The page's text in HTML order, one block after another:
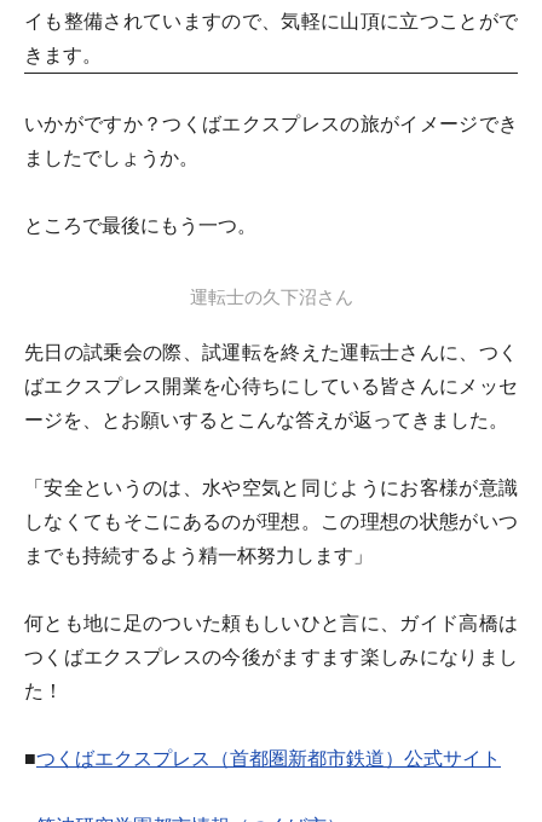
イも整備されていますので、気軽に山頂に立つことがで
きます。
いかがですか？つくばエクスプレスの旅がイメージでき
ましたでしょうか。
ところで最後にもう一つ。
運転士の久下沼さん
先日の試乗会の際、試運転を終えた運転士さんに、つく
ばエクスプレス開業を心待ちにしている皆さんにメッセ
ージを、とお願いするとこんな答えが返ってきました。
「安全というのは、水や空気と同じようにお客様が意識
しなくてもそこにあるのが理想。この理想の状態がいつ
までも持続するよう精一杯努力します」
何とも地に足のついた頼もしいひと言に、ガイド高橋は
つくばエクスプレスの今後がますます楽しみになりまし
た！
■つくばエクスプレス（首都圏新都市鉄道）公式サイト